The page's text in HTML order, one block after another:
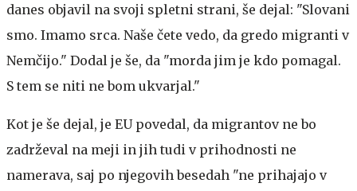
danes objavil na svoji spletni strani, še dejal: "Slovani
smo. Imamo srca. Naše čete vedo, da gredo migranti v
Nemčijo." Dodal je še, da "morda jim je kdo pomagal.
S tem se niti ne bom ukvarjal."
Kot je še dejal, je EU povedal, da migrantov ne bo
zadrževal na meji in jih tudi v prihodnosti ne
namerava, saj po njegovih besedah "ne prihajajo v